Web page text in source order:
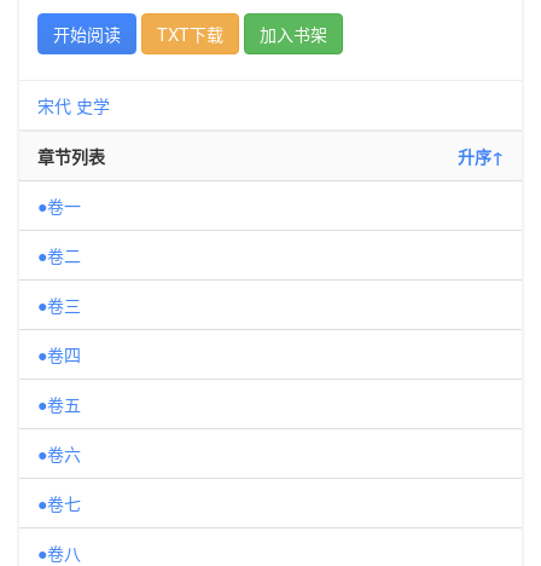
开始阅读
TXT下载 加入书架
宋代 史学
章节列表 升序↑
●卷一
●卷二
●卷三
●卷四
●卷五
●卷六
●卷七
●卷八